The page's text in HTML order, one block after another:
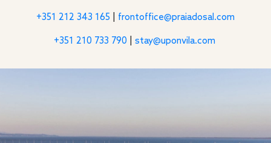
+351 212 343 165 frontoffice@praiadosal.com
+351 210 733 790 stay@uponvila.com